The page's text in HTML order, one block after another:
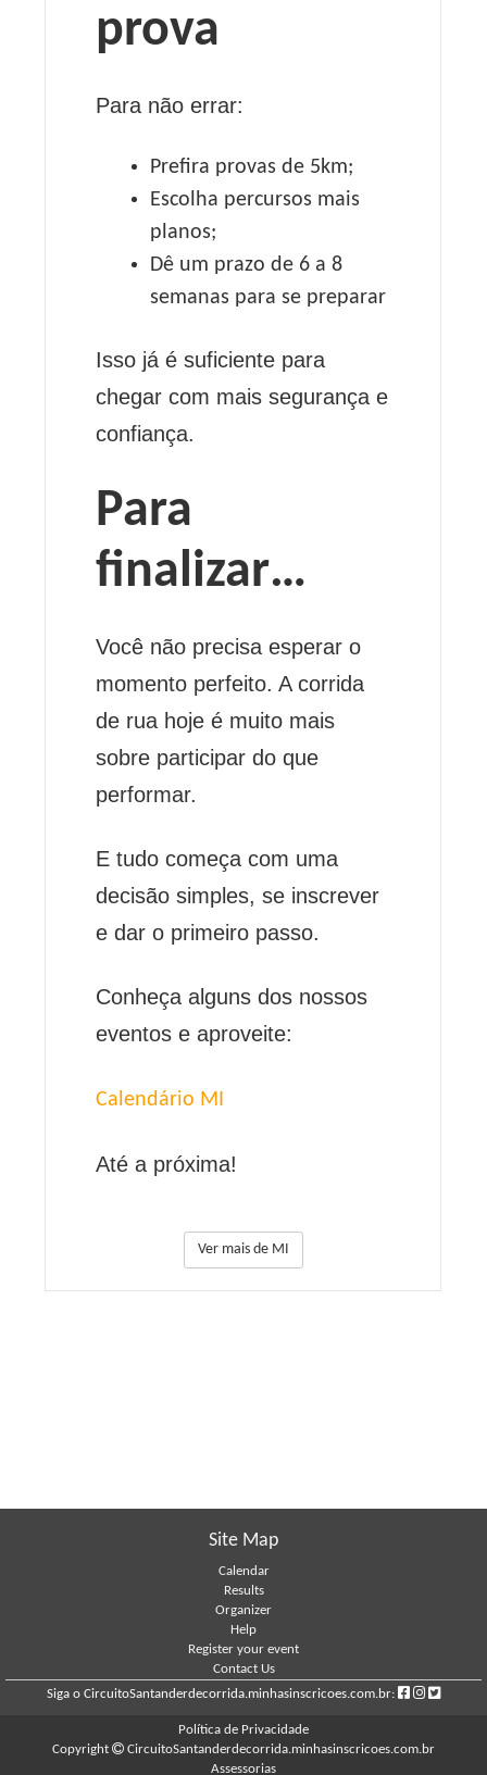
prova
Para não errar:
Prefira provas de 5km;
Escolha percursos mais
planos;
Dê um prazo de 6 a 8
semanas para se preparar
Isso já é suficiente para
chegar com mais segurança e
confiança.
Para
finalizar…
Você não precisa esperar o
momento perfeito. A corrida
de rua hoje é muito mais
sobre participar do que
performar.
E tudo começa com uma
decisão simples, se inscrever
e dar o primeiro passo.
Conheça alguns dos nossos
eventos e aproveite:
Calendário MI
Até a próxima!
Ver mais de MI
Site Map
Calendar
Results
Organizer
Help
Register your event
Contact Us
Siga o CircuitoSantanderdecorrida.minhasinscricoes.com.br:
Política de Privacidade
Copyright
CircuitoSantanderdecorrida.minhasinscricoes.com.br
Assessorias